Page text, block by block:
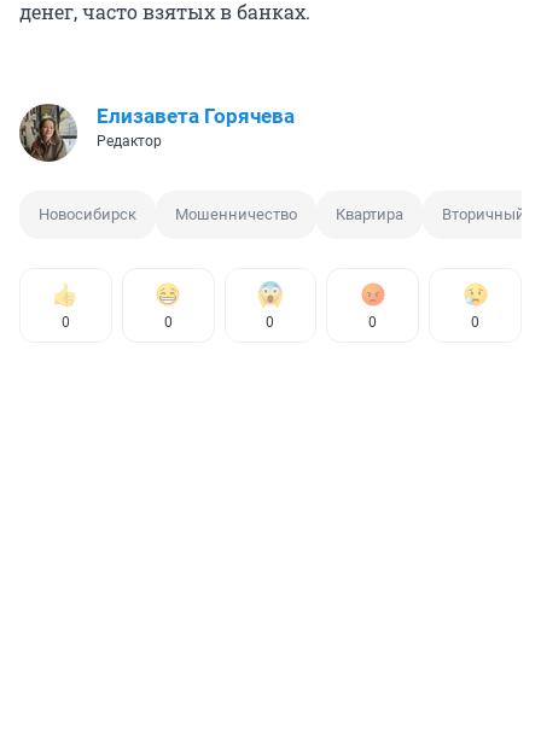
денег, часто взятых в банках.
Елизавета Горячева
Редактор
Новосибирск Мошенничество Квартира Вторичный
0 0 0 0 0